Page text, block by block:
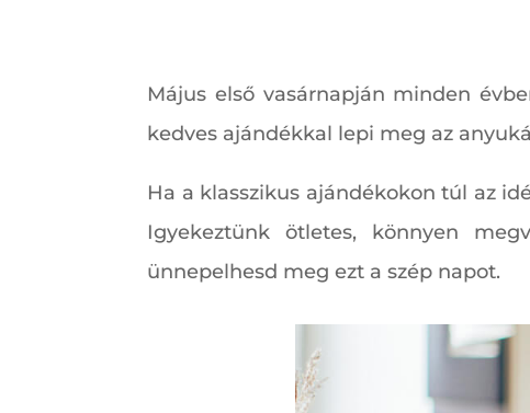
Május első vasárnapján minden
kedves ajándékkal lepi meg az
Ha a klasszikus ajándékokon túl az
Igyekeztünk ötletes, könnyen
ünnepelhesd meg ezt a szép napot.